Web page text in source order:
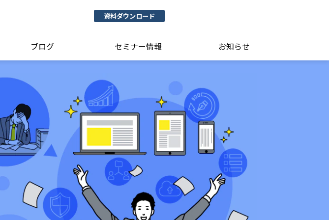
資料ダウンロード
ブログ セミナー情報 お知らせ